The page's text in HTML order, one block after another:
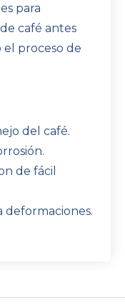
para
café antes
proceso de
del café.
de fácil
deformaciones.